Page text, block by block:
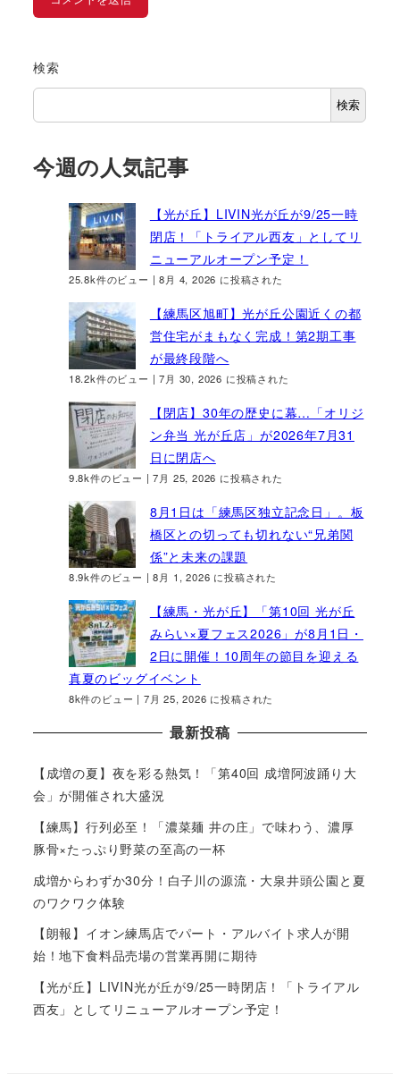
検索
検索
今週の人気記事
【光が丘】LIVIN光が丘が9/25一時
閉店！「トライアル西友」としてリ
ニューアルオープン予定！
25.8k件のビュー |8月 4, 2026 に投稿された
【練馬区旭町】光が丘公園近くの都
営住宅がまもなく完成！第2期工事
が最終段階へ
18.2k件のビュー |7月 30, 2026 に投稿された
【閉店】30年の歴史に幕…「オリジ
ン弁当 光が丘店」が2026年7月31
日に閉店へ
9.8k件のビュー |7月 25, 2026 に投稿された
8月1日は「練馬区独立記念日」。板
橋区との切っても切れない“兄弟関
係”と未来の課題
8.9k件のビュー |8月 1, 2026 に投稿された
【練馬・光が丘】「第10回 光が丘
みらい×夏フェス2026」が8月1日・
2日に開催！10周年の節目を迎える
真夏のビッグイベント
8k件のビュー | 7月 25, 2026 に投稿された
最新投稿
【成増の夏】夜を彩る熱気！「第40回 成増阿波踊り大
会」が開催され大盛況
【練馬】行列必至！「濃菜麺 井の庄」で味わう、濃厚
豚骨×たっぷり野菜の至高の一杯
成増からわずか30分！白子川の源流・大泉井頭公園と夏
のワクワク体験
【朗報】イオン練馬店でパート・アルバイト求人が開
始！地下食料品売場の営業再開に期待
【光が丘】LIVIN光が丘が9/25一時閉店！「トライアル
西友」としてリニューアルオープン予定！